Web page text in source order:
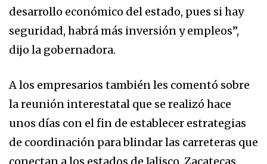
desarrollo económico del estado, pues si hay
seguridad, habrá más inversión y empleos”,
dijo la gobernadora.
A los empresarios también les comentó sobre
la reunión interestatal que se realizó hace
unos días con el fin de establecer estrategias
de coordinación para blindar las carreteras que